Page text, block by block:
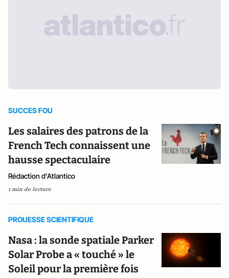
SUCCES FOU
Les salaires des patrons de la
French Tech connaissent une
hausse spectaculaire
Rédaction d'Atlantico
1 min de lecture
PROUESSE SCIENTIFIQUE
Nasa : la sonde spatiale Parker
Solar Probe a « touché » le
Soleil pour la première fois